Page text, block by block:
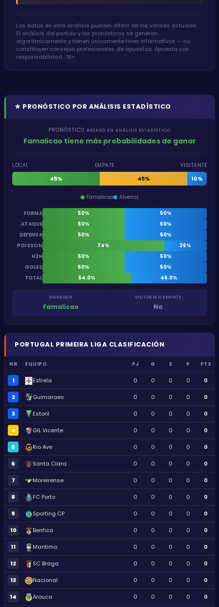
Los datos en este análisis pueden diferir de los valores actuales.
El análisis del partido y los pronósticos se generan
algorítmicamente y tienen únicamente fines informativos — no
constituyen consejos profesionales de apuestas. Apuesta con
responsabilidad · 18+
★ PRONÓSTICO POR ANÁLISIS ESTADÍSTICO
PRONÓSTICO BASADO EN ANÁLISIS ESTADÍSTICO
Famalicao tiene más probabilidades de ganar
LOCAL EMPATE VISITANTE
45% 45% 10%
Famalicao Alverca
FORMA 50%
50%
ATAQUE
50%
50%
DEFENSA
50%
50%
POISSON
74%
26%
H2H
50%
50%
GOLES
50%
50%
TOTAL
54.0% 46.0%
GANADOR
Famalicao
VICTORIA O EMPATE
No
PORTUGAL PRIMEIRA LIGA CLASIFICACIÓN
NR EQUIPO PJ G E P PTS
1 Estrela 0 0 0 0 0
2 Guimaraes 0 0 0 0 0
3 Estoril 0 0 0 0 0
4 GIL Vicente 0 0 0 0 0
5 Rio Ave 0 0 0 0 0
6 Santa Clara 0 0 0 0 0
7 Moreirense 0 0 0 0 0
8 FC Porto 0 0 0 0 0
9 Sporting CP 0 0 0 0 0
10 Benfica 0 0 0 0 0
11 Maritimo 0 0 0 0 0
12 SC Braga 0 0 0 0 0
13 Nacional 0 0 0 0 0
14 Arouca 0 0 0 0 0